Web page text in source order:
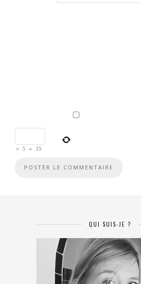
× 5 = 35
QUI SUIS-JE ?